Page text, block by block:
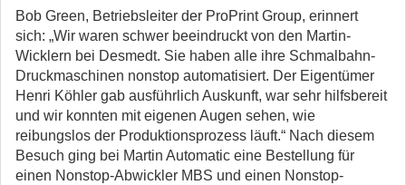
Bob Green, Betriebsleiter der ProPrint Group, erinnert
sich: „Wir waren schwer beeindruckt von den Martin-
Wicklern bei Desmedt. Sie haben alle ihre Schmalbahn-
Druckmaschinen nonstop automatisiert. Der Eigentümer
Henri Köhler gab ausführlich Auskunft, war sehr hilfsbereit
und wir konnten mit eigenen Augen sehen, wie
reibungslos der Produktionsprozess läuft.“ Nach diesem
Besuch ging bei Martin Automatic eine Bestellung für
einen Nonstop-Abwickler MBS und einen Nonstop-